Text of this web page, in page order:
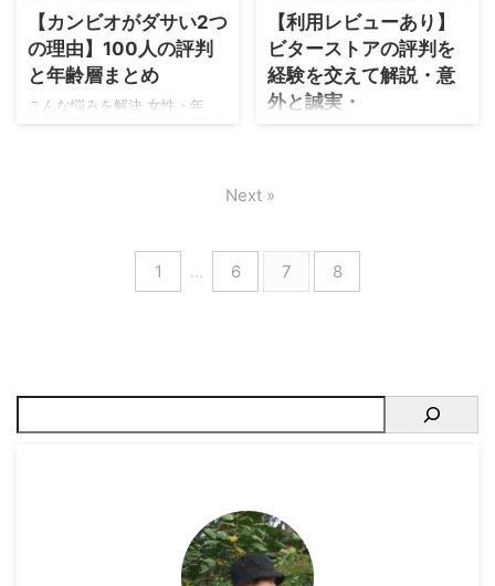
販サイトを利用し、パーソナ
ルカラリスト資格を持つ筆者
が「予算内で、失敗なく、お
しゃれに見える服」を扱う通
販サイトを介します。 記事を
作るにあたり参考にしたサイ
資格者の筆者が、センスの良
い40代に似合うブランド＆通
販ショップを紹介。 50代も対
応するので、40代後半の方に
もおすすめです。 十数年以上
のショップ利用経験も含め
してください。単に安いだけ
見れ ...
【カンビオがダサい2つ
の理由】100人の評判
と年齢層まとめ
こんな悩みを解決 女性・年
下・同年代からどう見られる
オを利用しており、ダメな部
分も知っています。 今回、ダ
者18歳～69歳の男女100人男
【利用レビューあり】
ビターストアの評判を
経験を交えて解説・意
外と誠実・
たい 利用者の経験からデメリ
は、渋谷系ファッションやス
トリートファッションを扱っ
ているセレクトショップで
的ながらオシャレな洋服も豊
富なことから、世間的な評判
今回ビターストアとはどんな
ショップなのか、評判も含め
て ...
1 … 6 7 8
Next »